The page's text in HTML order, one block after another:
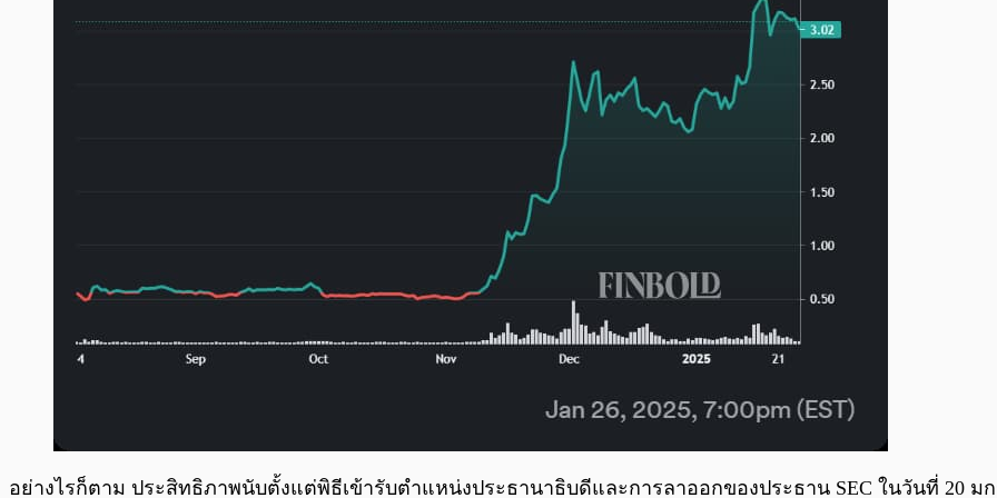
อย่างไรก็ตาม ประสิทธิภาพนับตั้งแต่พิธีเข้ารับตำแหน่งประธานาธิบดีและการลาออกของประธาน SEC ในวันที่ 20 ม